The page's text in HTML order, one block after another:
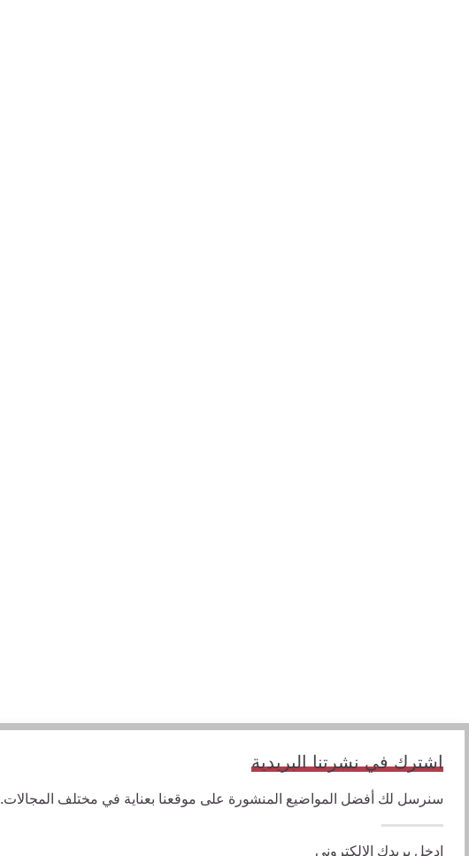
اشترك في نشرتنا البريدية
سنرسل لك أفضل المواضيع المنشورة على موقعنا بعناية في مختلف المجالات.
ادخل بريدك الالكتروني